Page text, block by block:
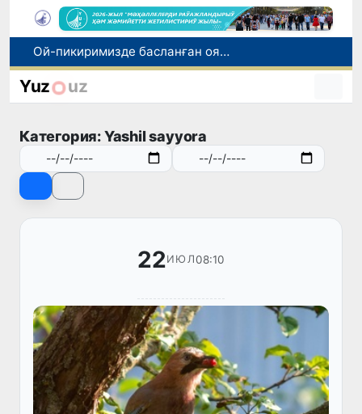
Өзбекстан мал гөши импортын арттырды: Ҳиндстан ҳәм Беларусь тийкарғы жеткерип бериўшилерге айланды
Өзбекстан ўәкиллери көркем гимнастика бойынша жәҳән чемпионатында қатнасады
Ой-пикиримизде басланған ояныў жоқары шеклерге жетеклеп атыр
Yuz uz
Категория: Yashil sayyora
22ИЮЛ08:10